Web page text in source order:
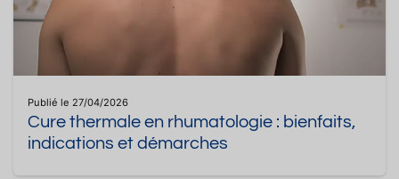
Publié le 27/04/2026
Cure thermale en rhumatologie : bienfaits,
indications et démarches